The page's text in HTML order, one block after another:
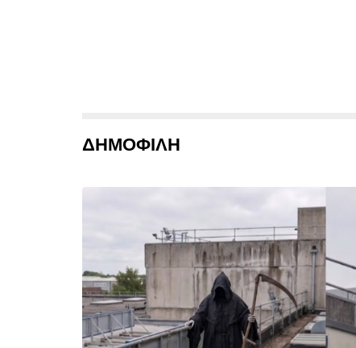
ΔΗΜΟΦΙΛΗ